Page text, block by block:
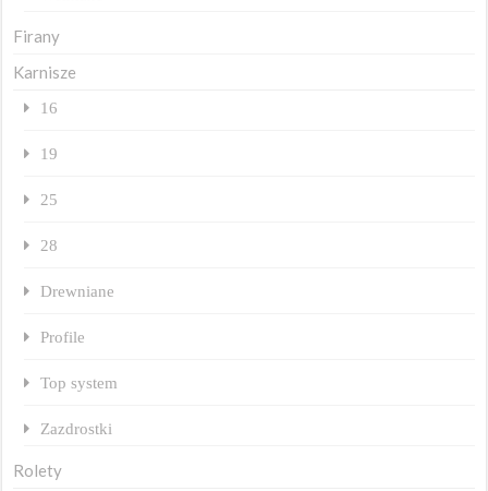
Firany
Karnisze
16
19
25
28
Drewniane
Profile
Top system
Zazdrostki
Rolety